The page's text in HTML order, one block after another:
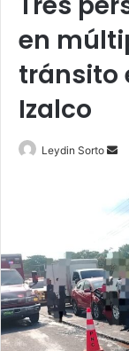
en
tránsito
Izalco
Leydin Sorto